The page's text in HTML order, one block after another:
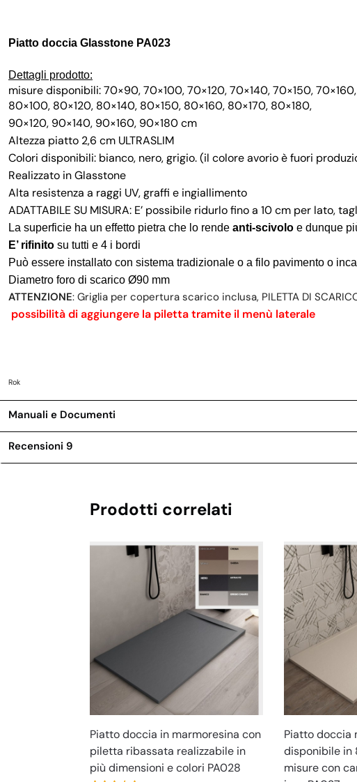
Piatto doccia Glasstone PA023
Dettagli prodotto:
misure disponibili: 70×90, 70×100, 70×120, 70×140, 70×150,
80×100, 80×120, 80×140, 80×150, 80×160, 80×170, 80×180,
90×120, 90×140, 90×160, 90×180 cm
Altezza piatto 2,6 cm ULTRASLIM
Colori disponibili: bianco, nero, grigio. (il colore avorio è fuori
Realizzato in Glasstone
Alta resistenza a raggi UV, graffi e ingiallimento
ADATTABILE SU MISURA: E’ possibile ridurlo fino a 10 cm per lato,
La superficie ha un effetto pietra che lo rende anti-scivolo e dunque
E’ rifinito su tutti e 4 i bordi
Può essere installato con sistema tradizionale o a filo pavimento o
Diametro foro di scarico Ø90 mm
ATTENZIONE: Griglia per copertura scarico inclusa, PILETTA DI
possibilità di aggiungere la piletta tramite il menù laterale
Rok
Manuali e Documenti
Recensioni 9
Prodotti correlati
Piatto doccia in marmoresina con
piletta ribassata realizzabile in
più dimensioni e colori PA028
Piatto doccia
disponibile in
misure con